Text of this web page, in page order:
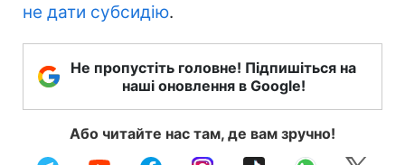
не дати субсидію.
Не пропустіть головне! Підпишіться на
наші оновлення в Google!
Або читайте нас там, де вам зручно!